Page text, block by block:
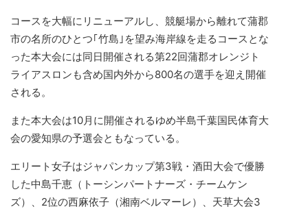
コースを大幅にリニューアルし、競艇場から離れて蒲郡
市の名所のひとつ｢竹島｣を望み海岸線を走るコースとな
った本大会には同日開催される第22回蒲郡オレンジト
ライアスロンも含め国内外から800名の選手を迎え開催
される。
また本大会は10月に開催されるゆめ半島千葉国民体育大
会の愛知県の予選会ともなっている。
エリート女子はジャパンカップ第3戦・酒田大会で優勝
した中島千恵（トーシンパートナーズ・チームケン
ズ）、2位の西麻依子（湘南ベルマーレ）、天草大会3